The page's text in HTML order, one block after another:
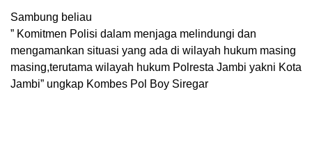
Sambung beliau
” Komitmen Polisi dalam menjaga melindungi dan
mengamankan situasi yang ada di wilayah hukum masing
masing,terutama wilayah hukum Polresta Jambi yakni Kota
Jambi” ungkap Kombes Pol Boy Siregar